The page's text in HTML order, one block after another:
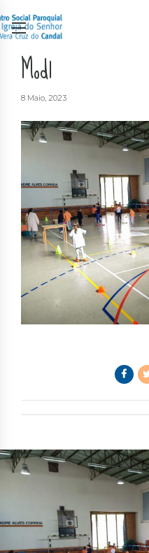
Mod1
8 Maio, 2023